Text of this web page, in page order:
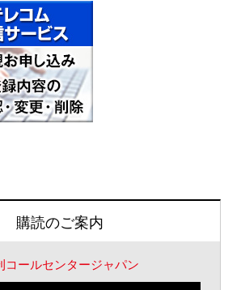
購読のご案内
コールセンタージャパン